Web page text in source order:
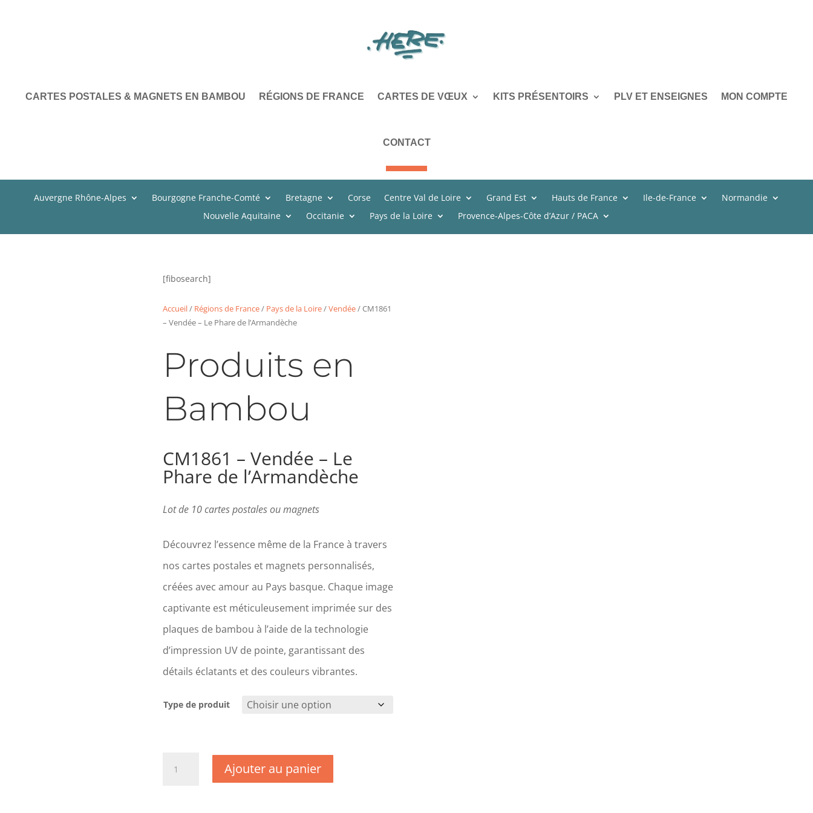
CARTES POSTALES & MAGNETS EN BAMBOU RÉGIONS DE FRANCE CARTES DE VŒUX KITS PRÉSENTOIRS PLV ET ENSEIGNES MON COMPTE
CONTACT
Auvergne Rhône-Alpes Bourgogne Franche-Comté Bretagne Corse Centre Val de Loire Grand Est Hauts de France Ile-de-France
Normandie
Nouvelle Aquitaine
Occitanie Pays de la Loire Provence-Alpes-Côte d’Azur / PACA
[fibosearch]
Accueil/ Régions de France/ Pays de la Loire/Vendée/ CM1861
– Vendée – Le Phare de l’Armandèche
Produits en
Bambou
CM1861 – Vendée – Le
Phare de l’Armandèche
Lot de 10 cartes postales ou magnets
Découvrez l’essence même de la France à travers
nos cartes postales et magnets personnalisés,
créées avec amour au Pays basque. Chaque image
captivante est méticuleusement imprimée sur des
plaques de bambou à l’aide de la technologie
d’impression UV de pointe, garantissant des
détails éclatants et des couleurs vibrantes.
Type de produit
Ajouter au panier